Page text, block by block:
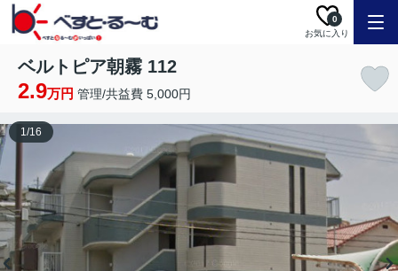
お気に入り
0
ベルトピア朝霧 112
2.9万円 管理/共益費 5,000円
1/16